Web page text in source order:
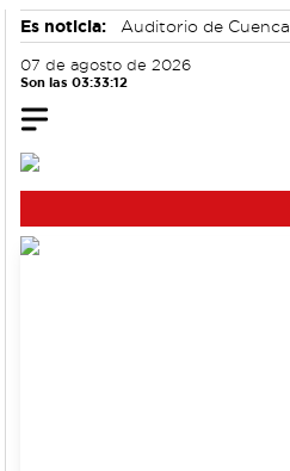
Es noticia: Auditorio de Cuenca
07 de agosto de 2026
Son las 03:33:13